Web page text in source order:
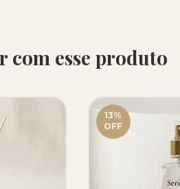
com esse produto
13%
OFF